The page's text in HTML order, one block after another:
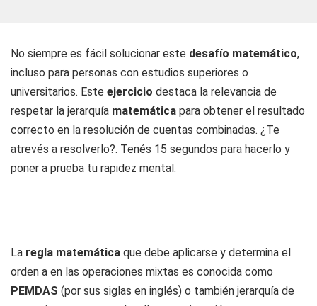
No siempre es fácil solucionar este desafío matemático,
incluso para personas con estudios superiores o
universitarios. Este ejercicio destaca la relevancia de
respetar la jerarquía matemática para obtener el resultado
correcto en la resolución de cuentas combinadas. ¿Te
atrevés a resolverlo?. Tenés 15 segundos para hacerlo y
poner a prueba tu rapidez mental.
La regla matemática que debe aplicarse y determina el
orden a en las operaciones mixtas es conocida como
PEMDAS (por sus siglas en inglés) o también jerarquía de